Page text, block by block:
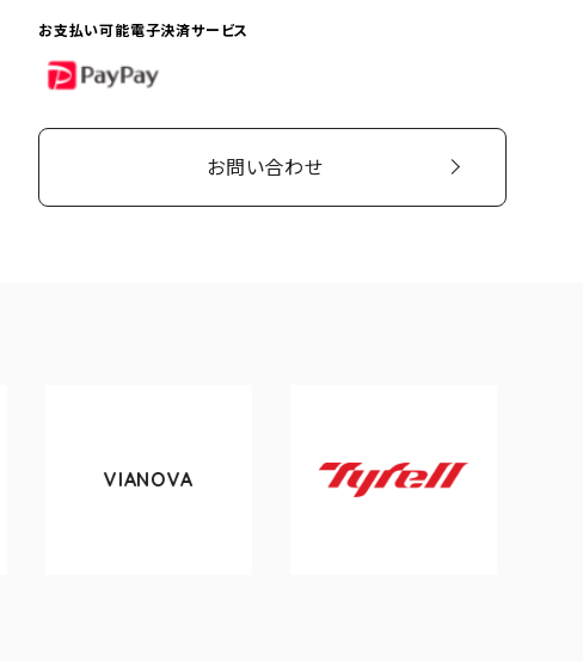
お支払い可能電子決済サービス
PayPay
お問い合わせ
VIANOVA
Tyrell